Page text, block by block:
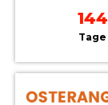
144
Tage